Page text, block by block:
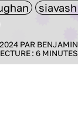
PAR
: 6MINUTES